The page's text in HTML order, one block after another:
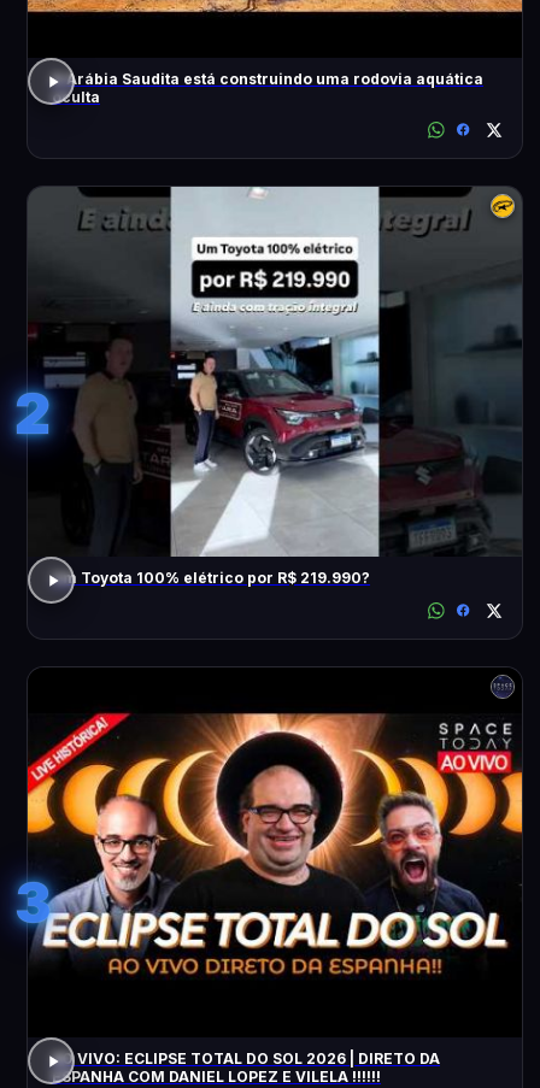
A Arábia Saudita está construindo uma rodovia aquática
oculta
2
Um Toyota 100% elétrico por R$ 219.990?
3
AO VIVO: ECLIPSE TOTAL DO SOL 2026 | DIRETO DA
ESPANHA COM DANIEL LOPEZ E VILELA !!!!!!